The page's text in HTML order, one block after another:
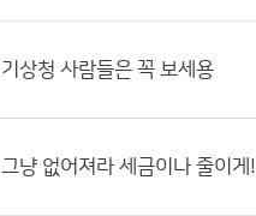
기상청 사람들은 꼭 보세용
그냥 없어져라 세금이나 줄이게!